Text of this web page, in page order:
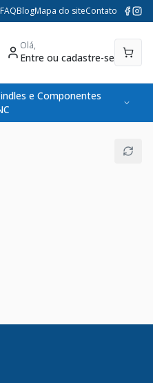
FAQBlogMapa do siteContato
Olá,
Entre ou cadastre-se
e Componentes